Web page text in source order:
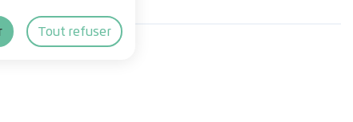
Tout refuser